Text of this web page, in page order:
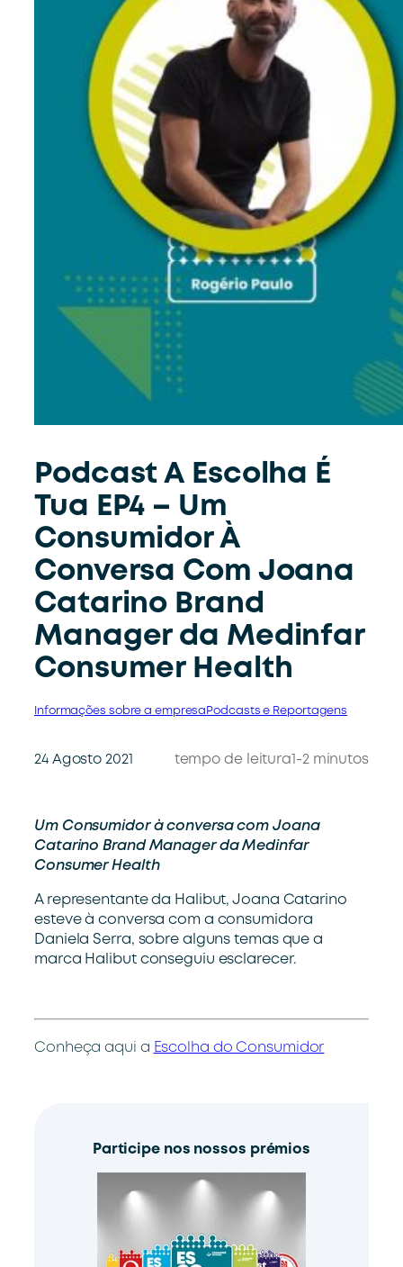
Podcast A Escolha É
Tua EP4 – Um
Consumidor À
Conversa Com Joana
Catarino Brand
Manager da Medinfar
Consumer Health
Informações sobre a empresa Podcasts e Reportagens
24 Agosto 2021 tempo de leitura 1-2 minutos
Um Consumidor à conversa com Joana
Catarino Brand Manager da Medinfar
Consumer Health
A representante da Halibut, Joana Catarino
esteve à conversa com a consumidora
Daniela Serra, sobre alguns temas que a
marca Halibut conseguiu esclarecer.
Conheça aqui a Escolha do Consumidor
Participe nos nossos prémios